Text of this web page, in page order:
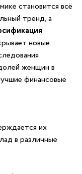
становится всё
тренд, а
новые⁣
женщин ⁤в
финансовые
их
в различные